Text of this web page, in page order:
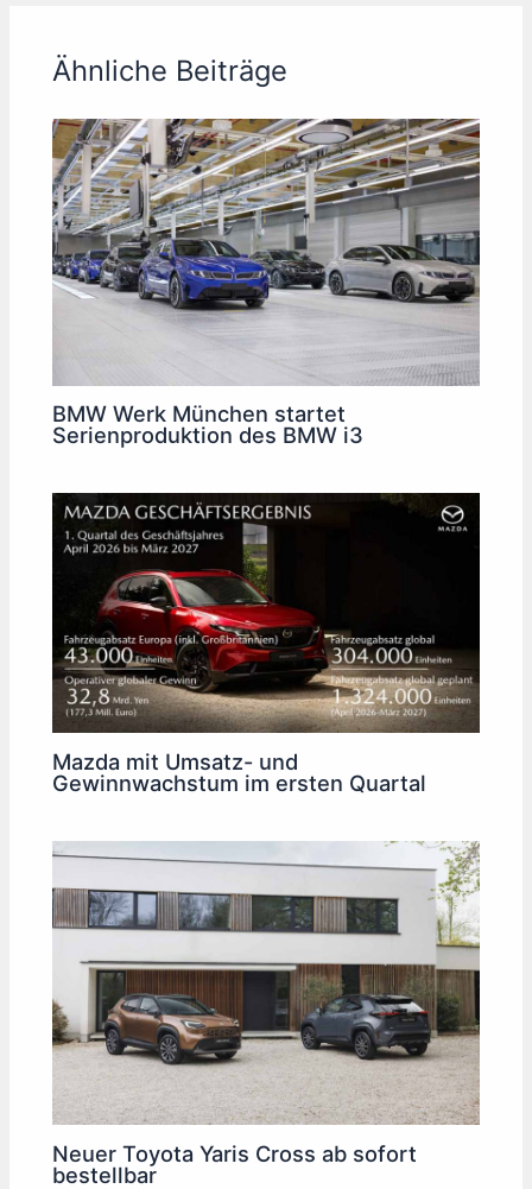
Ähnliche Beiträge
BMW Werk München startet
Serienproduktion des BMW i3
Mazda mit Umsatz- und
Gewinnwachstum im ersten Quartal
Neuer Toyota Yaris Cross ab sofort
bestellbar